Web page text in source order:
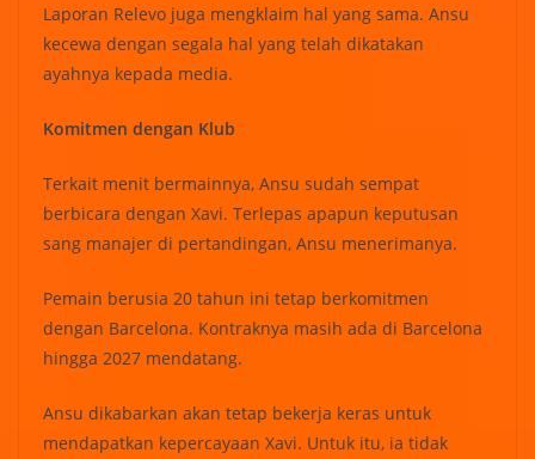
Laporan Relevo juga mengklaim hal yang sama. Ansu
kecewa dengan segala hal yang telah dikatakan
ayahnya kepada media.
Komitmen dengan Klub
Terkait menit bermainnya, Ansu sudah sempat
berbicara dengan Xavi. Terlepas apapun keputusan
sang manajer di pertandingan, Ansu menerimanya.
Pemain berusia 20 tahun ini tetap berkomitmen
dengan Barcelona. Kontraknya masih ada di Barcelona
hingga 2027 mendatang.
Ansu dikabarkan akan tetap bekerja keras untuk
mendapatkan kepercayaan Xavi. Untuk itu, ia tidak